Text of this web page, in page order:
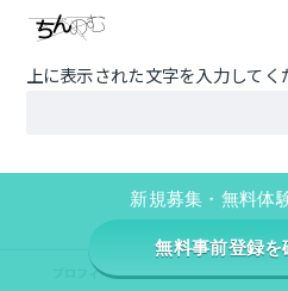
上に表示された文字を入力してく
プロフィール プライバシーポリ
新規募集・無料体
無料事前登録を